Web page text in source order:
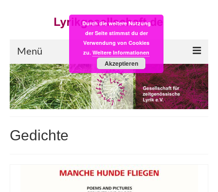
Menü
Start
LYRIK:POST
Einkaufsladen
Gedichte
Durch die weitere Nutzung
der Seite stimmst du der
Verwendung von Cookies
zu. Weitere Informationen
Akzeptieren